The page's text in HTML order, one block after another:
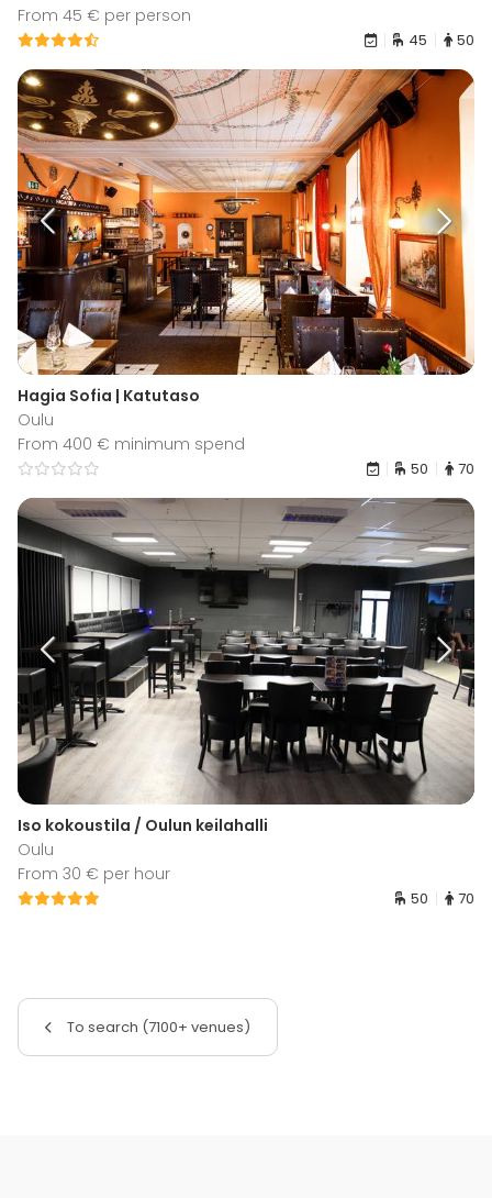
From 45 € per person
45 50
Hagia Sofia | Katutaso
Oulu
From 400 € minimum spend
50 70
Iso kokoustila / Oulun keilahalli
Oulu
From 30 € per hour
50 70
To search (7100+ venues)